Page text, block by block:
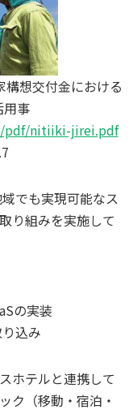
想交付金における
用事
pdf/nitiiki-jirei.pdf
でも実現可能なス
り組みを実施して
の実装
込み
ホテルと連携して
ク（移動・宿泊・